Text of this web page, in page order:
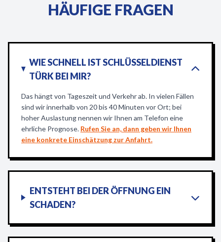
HÄUFIGE FRAGEN
WIE SCHNELL IST SCHLÜSSELDIENST
TÜRK BEI MIR?
Das hängt von Tageszeit und Verkehr ab. In vielen Fällen
sind wir innerhalb von 20 bis 40 Minuten vor Ort; bei
hoher Auslastung nennen wir Ihnen am Telefon eine
ehrliche Prognose. Rufen Sie an, dann geben wir Ihnen
eine konkrete Einschätzung zur Anfahrt.
ENTSTEHT BEI DER ÖFFNUNG EIN
SCHADEN?